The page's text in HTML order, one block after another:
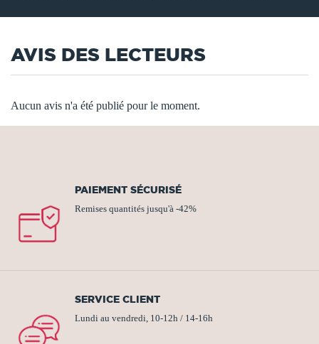
AVIS DES LECTEURS
Aucun avis n'a été publié pour le moment.
PAIEMENT SÉCURISÉ
Remises quantités jusqu'à -42%
SERVICE CLIENT
Lundi au vendredi, 10-12h / 14-16h